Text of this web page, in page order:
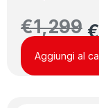
€1,299 €
Aggiungi al